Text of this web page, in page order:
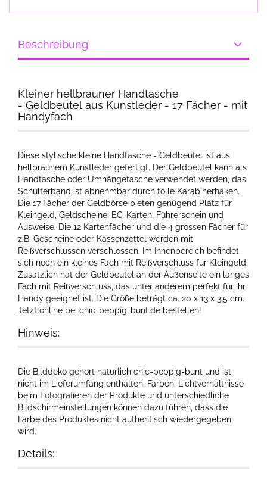
Beschreibung
Kleiner hellbrauner Handtasche
- Geldbeutel aus Kunstleder - 17 Fächer - mit
Handyfach
Diese stylische kleine Handtasche - Geldbeutel ist aus
hellbraunem Kunstleder gefertigt. Der Geldbeutel kann als
Handtasche oder Umhängetasche verwendet werden, das
Schulterband ist abnehmbar durch tolle Karabinerhaken.
Die 17 Fächer der Geldbörse bieten genügend Platz für
Kleingeld, Geldscheine, EC-Karten, Führerschein und
Ausweise. Die 12 Kartenfächer und die 4 grossen Fächer für
z.B. Gescheine oder Kassenzettel werden mit
Reißverschlüssen verschlossen. Im Innenbereich befindet
sich noch ein kleines Fach mit Reißverschluss für Kleingeld.
Zusätzlich hat der Geldbeutel an der Außenseite ein langes
Fach mit Reißverschluss, das unter anderem perfekt für ihr
Handy geeignet ist. Die Größe beträgt ca. 20 x 13 x 3,5 cm.
Jetzt online bei chic-peppig-bunt.de bestellen!
Hinweis:
Die Bilddeko gehört natürlich chic-peppig-bunt und ist
nicht im Lieferumfang enthalten. Farben: Lichtverhältnisse
beim Fotografieren der Produkte und unterschiedliche
Bildschirmeinstellungen können dazu führen, dass die
Farbe des Produktes nicht authentisch wiedergegeben
wird.​
Details: